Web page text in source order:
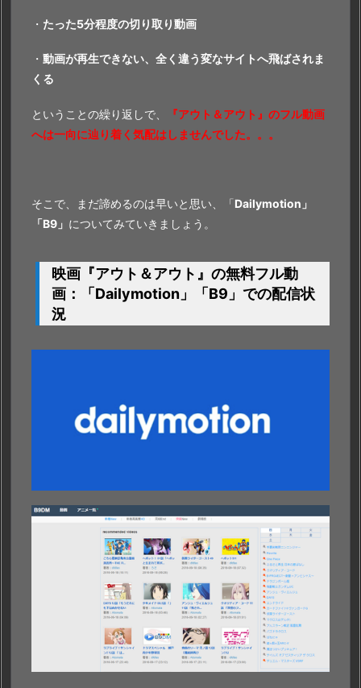
・ たった5分程度の切り取り動画
・ 動画が再生できない、全く違う変なサイトへ飛ばされま
くる
ということの繰り返しで、
『アウト＆アウト』のフル動画
へは一向に辿り着く気配はしませんでした。。。
そこで、まだ諦めるのは早いと思い、「Dailymotion」
「B9」 についてみていきましょう。
映画『アウト＆アウト』の無料フル動
画：「 Dailymotion」「B9」 での配信状
況